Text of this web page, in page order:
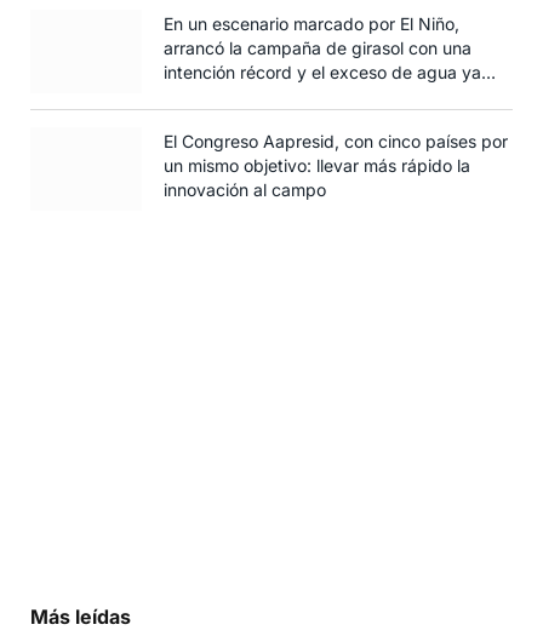
En un escenario marcado por El Niño,
arrancó la campaña de girasol con una
intención récord y el exceso de agua ya
El Congreso Aapresid, con cinco países por
un mismo objetivo: llevar más rápido la
innovación al campo
Más leídas